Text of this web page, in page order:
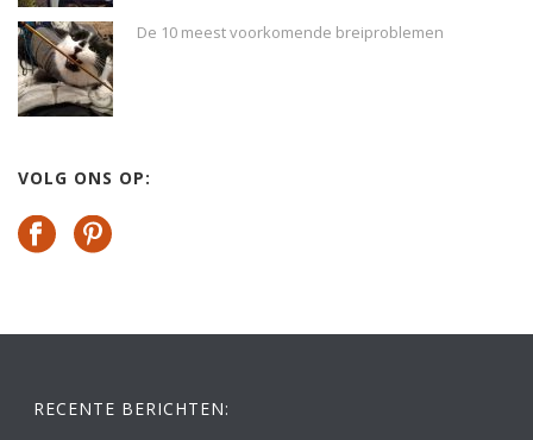
De 10 meest voorkomende breiproblemen
VOLG ONS OP:
RECENTE BERICHTEN: